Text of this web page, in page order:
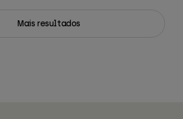
Mais resultados